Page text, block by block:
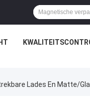
Lades En Matte/